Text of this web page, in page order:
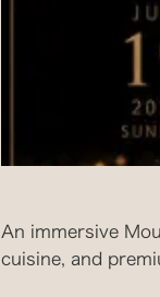
An immersive
cuisine, and